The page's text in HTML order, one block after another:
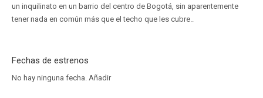
un inquilinato en un barrio del centro de Bogotá, sin aparentemente
tener nada en común más que el techo que les cubre..
Fechas de estrenos
No hay ninguna fecha. Añadir